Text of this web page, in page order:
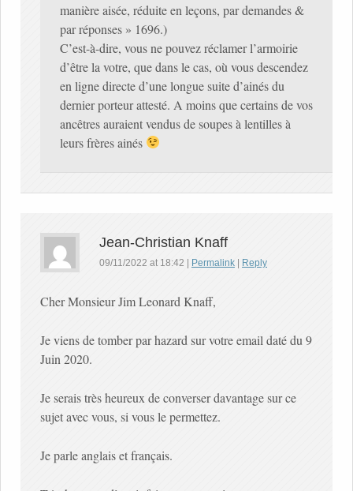
manière aisée, réduite en leçons, par demandes &
par réponses » 1696.)
C’est-à-dire, vous ne pouvez réclamer l’armoirie
d’être la votre, que dans le cas, où vous descendez
en ligne directe d’une longue suite d’ainés du
dernier porteur attesté. A moins que certains de vos
ancêtres auraient vendus de soupes à lentilles à
leurs frères ainés
Jean-Christian Knaff
09/11/2022 at 18:42 | Permalink | Reply
Cher Monsieur Jim Leonard Knaff,
Je viens de tomber par hazard sur votre email daté du 9
Juin 2020.
Je serais très heureux de converser davantage sur ce
sujet avec vous, si vous le permettez.
Je parle anglais et français.